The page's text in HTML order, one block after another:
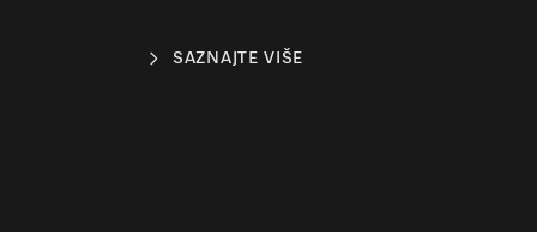
SAZNAJTE VIŠE